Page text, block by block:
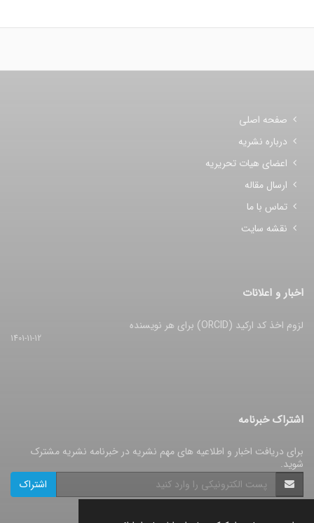
صفحه اصلی
درباره نشریه
اعضای هیات تحریریه
ارسال مقاله
تماس با ما
نقشه سایت
اخبار و اعلانات
لزوم اخذ کد ارکید (ORCID) برای هر نویسنده
1401-11-12
اشتراک خبرنامه
برای دریافت اخبار و اطلاعیه های مهم نشریه در خبرنامه نشریه مشترک
شوید.
اشتراک